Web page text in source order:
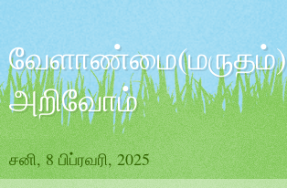
வேளாண்மை(மருதம்)
அறிவோம்
சனி, 8 பிப்ரவரி, 2025